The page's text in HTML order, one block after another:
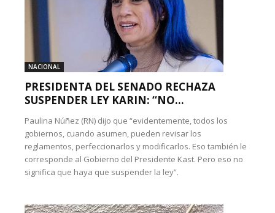
NACIONAL
PRESIDENTA DEL SENADO RECHAZA
SUSPENDER LEY KARIN: “NO...
Paulina Núñez (RN) dijo que “evidentemente, todos los
gobiernos, cuando asumen, pueden revisar los
reglamentos, perfeccionarlos y modificarlos. Eso también le
corresponde al Gobierno del Presidente Kast. Pero eso no
significa que haya que suspender la ley”.